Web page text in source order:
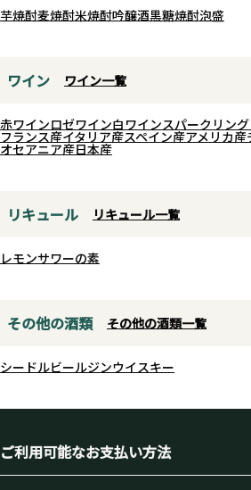
芋焼酎麦焼酎米焼酎吟醸酒黒糖焼酎泡盛
ワイン ワイン一覧
赤ワインロゼワイン白ワインスパークリン
フランス産イタリア産スペイン産アメリカ産
オセアニア産日本産
リキュール リキュール一覧
レモンサワーの素
その他の酒類 その他の酒類一覧
シードルビールジンウイスキー
ご利用可能なお支払い方法